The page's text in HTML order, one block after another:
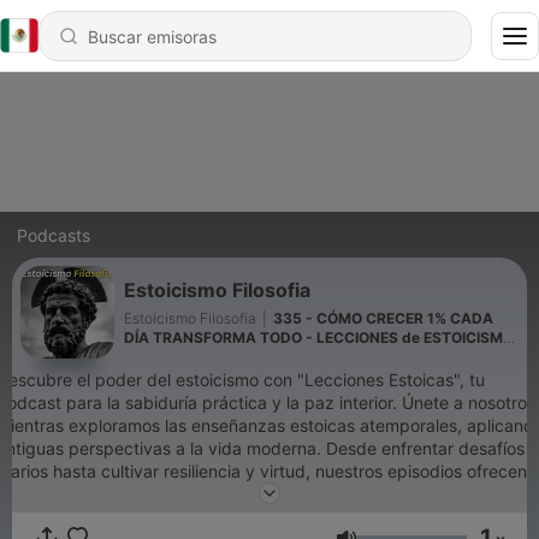
Podcasts
Estoicismo Filosofia
Estoicismo Filosofia
335 - CÓMO CRECER 1% CADA
DÍA TRANSFORMA TODO - LECCIONES de ESTOICISMO
el poder del estoicismo con "Lecciones Estoicas", tu
para la sabiduría práctica y la paz interior. Únete a nosotros
exploramos las enseñanzas estoicas atemporales,
perspectivas a la vida moderna. Desde enfrentar desafíos
hasta cultivar resiliencia y virtud, nuestros episodios ofrecen
perspectiva refrescante para cualquiera que busque una vida